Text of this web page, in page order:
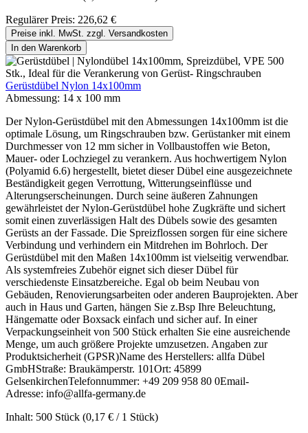
Regulärer Preis: 226,62 €
Preise inkl. MwSt. zzgl. Versandkosten
In den Warenkorb
Gerüstdübel Nylon 14x100mm
Abmessung: 14 x 100 mm
Der Nylon-Gerüstdübel mit den Abmessungen 14x100mm ist die
optimale Lösung, um Ringschrauben bzw. Gerüstanker mit einem
Durchmesser von 12 mm sicher in Vollbaustoffen wie Beton,
Mauer- oder Lochziegel zu verankern. Aus hochwertigem Nylon
(Polyamid 6.6) hergestellt, bietet dieser Dübel eine ausgezeichnete
Beständigkeit gegen Verrottung, Witterungseinflüsse und
Alterungserscheinungen. Durch seine äußeren Zahnungen
gewährleistet der Nylon-Gerüstdübel hohe Zugkräfte und sichert
somit einen zuverlässigen Halt des Dübels sowie des gesamten
Gerüsts an der Fassade. Die Spreizflossen sorgen für eine sichere
Verbindung und verhindern ein Mitdrehen im Bohrloch. Der
Gerüstdübel mit den Maßen 14x100mm ist vielseitig verwendbar.
Als systemfreies Zubehör eignet sich dieser Dübel für
verschiedenste Einsatzbereiche. Egal ob beim Neubau von
Gebäuden, Renovierungsarbeiten oder anderen Bauprojekten. Aber
auch in Haus und Garten, hängen Sie z.Bsp Ihre Beleuchtung,
Hängematte oder Boxsack einfach und sicher auf. In einer
Verpackungseinheit von 500 Stück erhalten Sie eine ausreichende
Menge, um auch größere Projekte umzusetzen. Angaben zur
Produktsicherheit (GPSR)Name des Herstellers: allfa Dübel
GmbHStraße: Braukämperstr. 101Ort: 45899
GelsenkirchenTelefonnummer: +49 209 958 80 0Email-
Adresse: info@allfa-germany.de
Inhalt: 500 Stück (0,17 € / 1 Stück)